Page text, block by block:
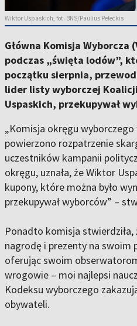
Wiktor Uspaskich, fot. BNS/Paulius Peleckis
Główna Komisja Wyborcza
podczas „święta lodów”,
początku sierpnia,
lider listy wyborczej
Uspaskich, przekupywał
„Komisja okręgu
powierzono rozpatrzenie
uczestników kampanii
okręgu, uznała, że Wiktor
kupony, które można było
przekupywał wyborców” –
Ponadto komisja stwierdziła,
nagrodę i prezenty na swoim
oferując swoim
wrogowie – moi najlepsi
Kodeksu wyborczego
obywateli.